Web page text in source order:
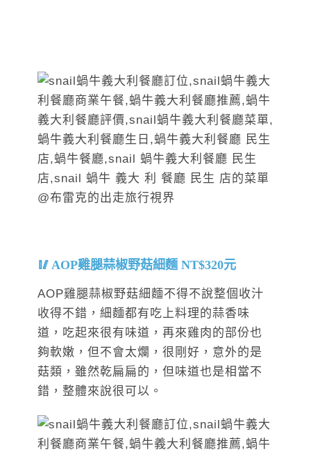
AOP雞腿蒜椒野菇細麵 NT$320元
AOP雞腿蒜椒野菇細麵不得不說整個收汁
收得不錯，細麵都有吃上料理的蒜香味
道，吃起來很有味道，再來雞肉的部份也
夠軟嫩，但不會太爛，很剛好，意外的是
菇類，雖然乾扁扁的，但味道也是相當不
錯，整體來說很可以。